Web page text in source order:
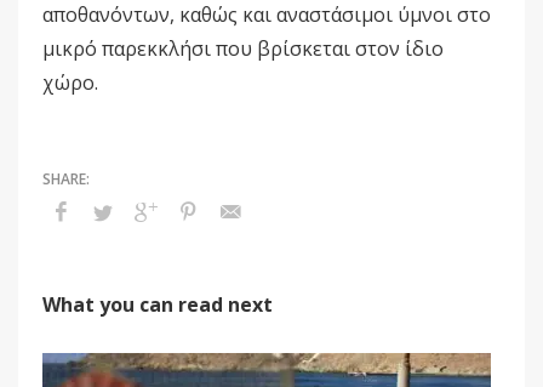
αποθανόντων, καθώς και αναστάσιμοι ύμνοι στο
μικρό παρεκκλήσι που βρίσκεται στον ίδιο
χώρο.
What you can read next